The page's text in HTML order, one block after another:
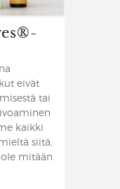
eivät
tai
kaikki
siitä,
ole mitään